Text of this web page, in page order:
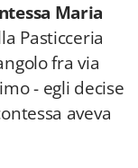
Maria
Pasticceria
fra via
- egli decise
aveva